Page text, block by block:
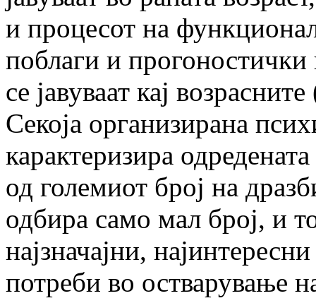
и процесот на
поблаги и
се јавуваат кај
Секоја организирана
карактеризира
од големиот број на
одбира само мал број, и
најзначајни,
потреби во остварување